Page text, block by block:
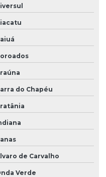
do Chapéu
de Carvalho
Verde